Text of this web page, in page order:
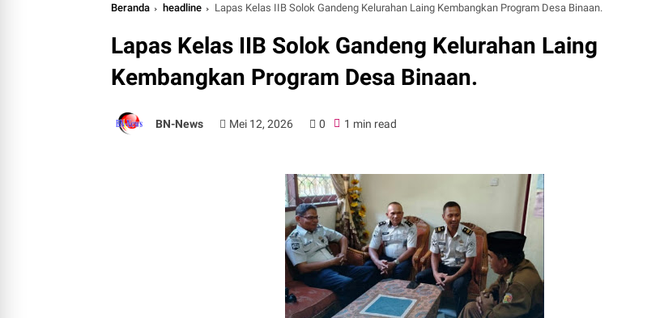
Beranda headline Lapas Kelas IIB Solok Gandeng Kelurahan Laing Kembangkan Program Desa Binaan.
Lapas Kelas IIB Solok Gandeng Kelurahan Laing
Kembangkan Program Desa Binaan.
BN-News Mei 12, 2026 0 1 min read